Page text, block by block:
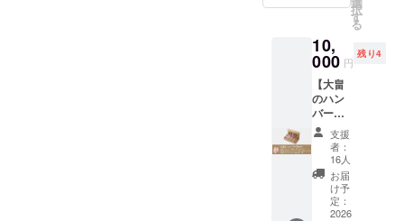
[アミノ
[安息香
酸Na]
《アレ
ルゲン
情報》
小麦、
大豆を
含む
《消費
期限》
発送日
より180
250g
《原材
料名》
●大畠の
ホルモ
ン 北海
道産豚
腸（大
腸・小
腸・胃
袋） ●
大畠特
す。
《内
上肉マ
トンじ
んぎす
かん
500g
《主要
原料》
豪州産
マトン
ンド
し、一
つひと
つ手ご
ねで仕
上げた
こだわ
りの
「ハン
バー
グ」を
お届け
しま
択
す
る
10,
000 円
残り4
【大畠
のハン
バーグ
セッ
ト】 お
となサ
イズの
給食ハ
ンバー
グ！当
支援
者：
16人
お届
け予
定：
2026